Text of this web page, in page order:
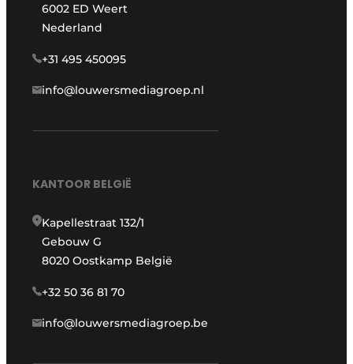
6002 ED Weert
Nederland
+31 495 450095
info@louwersmediagroep.nl
KANTOOR BELGIË
Kapellestraat 132/1
Gebouw G
8020 Oostkamp België
+32 50 36 81 70
info@louwersmediagroep.be